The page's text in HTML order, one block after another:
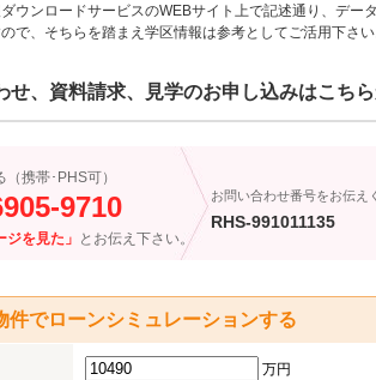
ウンロードサービスのWEBサイト上で記述通り、デ
で、そちらを踏まえ学区情報は参考としてご活用下さい
せ、資料請求、見学のお申し込みはこち
携帯･PHS可）
9710
ジを見た」 とお伝え下さい。
お問い合わせ番号をお伝え
RHS-991011135
件でローンシミュレーションする
万円